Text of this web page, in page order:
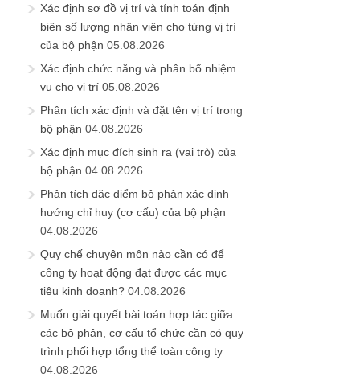
Xác định sơ đồ vị trí và tính toán định
biên số lượng nhân viên cho từng vị trí
của bộ phận 05.08.2026
Xác định chức năng và phân bổ nhiệm
vụ cho vị trí 05.08.2026
Phân tích xác định và đặt tên vị trí trong
bộ phận 04.08.2026
Xác định mục đích sinh ra (vai trò) của
bộ phận 04.08.2026
Phân tích đặc điểm bộ phận xác định
hướng chỉ huy (cơ cấu) của bộ phận
04.08.2026
Quy chế chuyên môn nào cần có để
công ty hoạt động đạt được các mục
tiêu kinh doanh? 04.08.2026
Muốn giải quyết bài toán hợp tác giữa
các bộ phận, cơ cấu tổ chức cần có quy
trình phối hợp tổng thể toàn công ty
04.08.2026